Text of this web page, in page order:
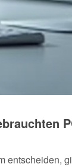
entscheiden,